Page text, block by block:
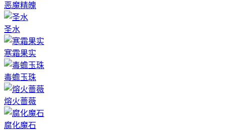
恶魔精魄
圣水
寒霜果实
毒蟾玉珠
熔火蔷薇
腐化魔石